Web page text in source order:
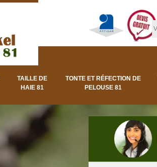
TAILLE DE
HAIE 81
TONTE ET RÉFECTION DE
PELOUSE 81